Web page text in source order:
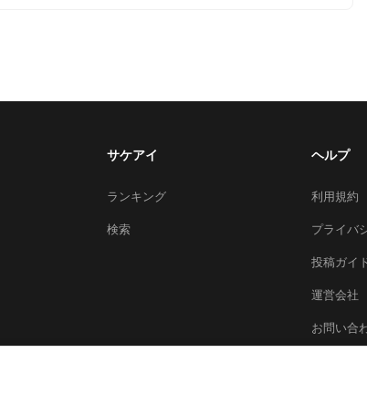
サケアイ
ランキング
検索
ヘルプ
利用規約
プライバ
投稿ガイ
運営会社
お問い合